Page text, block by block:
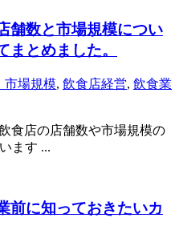
舗数と市場規模につい
まとめました。
市場規模, 飲食店経営, 飲食業
食店の店舗数や市場規模の
ます ...
前に知っておきたいカ